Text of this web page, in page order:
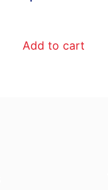
Add to cart